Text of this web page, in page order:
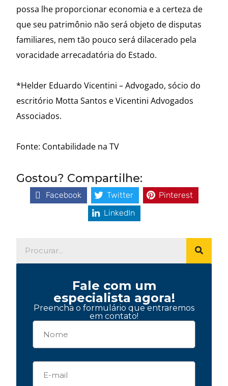
possa lhe proporcionar economia e a certeza de
que seu patrimônio não será objeto de disputas
familiares, nem tão pouco será dilacerado pela
voracidade arrecadatória do Estado.
*Helder Eduardo Vicentini – Advogado, sócio do
escritório Motta Santos e Vicentini Advogados
Associados.
Fonte: Contabilidade na TV
Gostou? Compartilhe:
Facebook Twitter
Pinterest
LinkedIn
Fale com um
especialista agora!
Preencha o formulário que entraremos
em contato!